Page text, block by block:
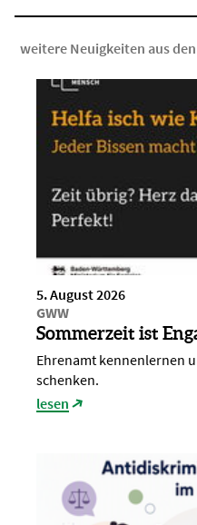
weitere Neuigkeiten aus
5. August 2026
GWW
Sommerzeit ist
Ehrenamt kennenlernen
schenken.
lesen